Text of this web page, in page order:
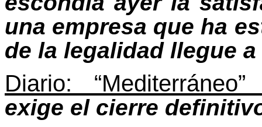
una empresa que ha
de la legalidad llegue
Diario: “Mediterráneo”
exige el cierre